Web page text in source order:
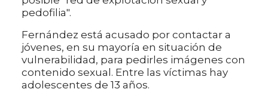
pedofilia".
Fernández está acusado por contactar a
jóvenes, en su mayoría en situación de
vulnerabilidad, para pedirles imágenes con
contenido sexual. Entre las víctimas hay
adolescentes de 13 años.